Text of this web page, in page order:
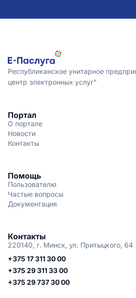
Республиканское унитарное
центр электронных услуг"
Портал
О портале
Новости
Контакты
Помощь
Пользователю
Частые вопросы
Документация
Контакты
220140, г. Минск, ул. Притыцкого, 64
+375 17 311 30 00
+375 29 311 33 00
+375 29 737 30 00